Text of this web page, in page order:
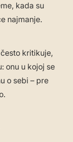
kada su
najmanje.
kritikuje,
onu u kojoj se
o sebi – pre